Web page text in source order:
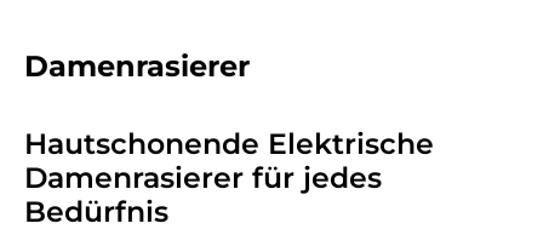
Damenrasierer
Hautschonende Elektrische
Damenrasierer für jedes
Bedürfnis